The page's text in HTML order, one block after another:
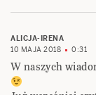
ALICJA-IRENA
10 MAJA 2018
0:31
W naszych